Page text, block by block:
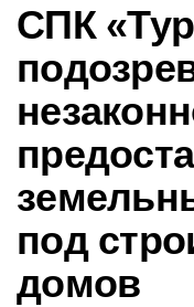
СПК
под
домов